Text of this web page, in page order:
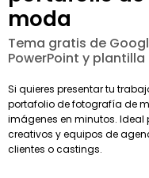
moda
Tema gratis de
PowerPoint y
Si quieres presentar tu
portafolio de fotografía de
imágenes en minutos. Ideal
creativos y equipos de
clientes o castings.